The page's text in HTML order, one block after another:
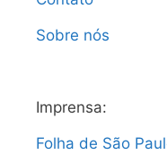
Sobre nós
Imprensa:
Folha de São